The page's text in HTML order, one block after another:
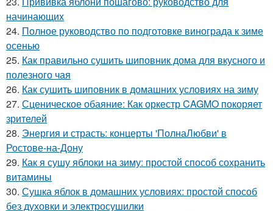
начинающих
24. Полное руководство по подготовке винограда к зиме
осенью
25. Как правильно сушить шиповник дома для вкусного и
полезного чая
26. Как сушить шиповник в домашних условиях на зиму
27. Сценическое обаяние: Как оркестр CAGMO покоряет
зрителей
28. Энергия и страсть: концерты 'ПолнаЛюбви' в
Ростове-на-Дону
29. Как я сушу яблоки на зиму: простой способ сохранить
витамины
30. Сушка яблок в домашних условиях: простой способ
без духовки и электросушилки